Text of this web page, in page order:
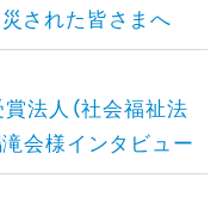
された皆さまへ
法人（社会福祉法
滝会様インタビュー